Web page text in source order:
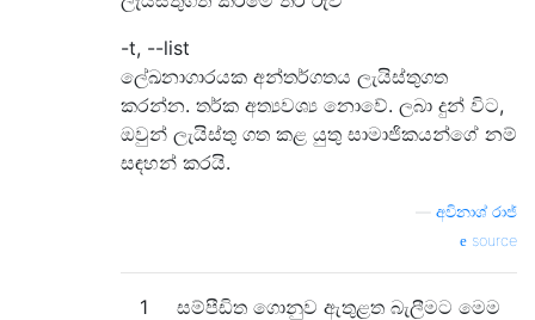
-t, --list
ලේඛනාගාරයක අන්තර්ගතය ලැයිස්තුගත
කරන්න. තර්ක අත්‍යවශ්‍ය නොවේ. ලබා දුන් විට,
ඔවුන් ලැයිස්තු ගත කළ යුතු සාමාජිකයන්ගේ නම්
සඳහන් කරයි.
අවිනාශ් රාජ්
source
1
සම්පීඩිත ගොනුව ඇතුළත බැලීමට මෙම